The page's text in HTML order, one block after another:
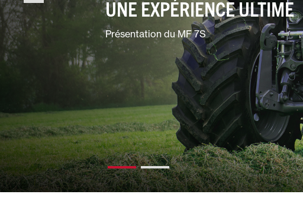
Espaces
Mixtes
UNE EXPÉRIENCE ULTIME
Présentation du MF 7S